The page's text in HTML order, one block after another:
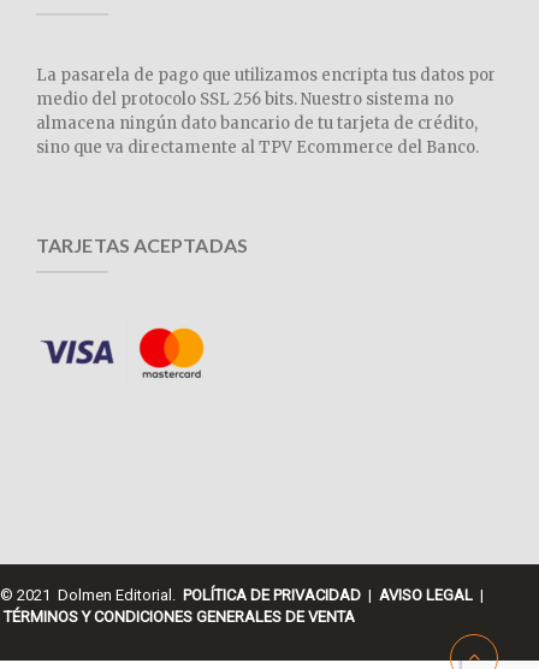
La pasarela de pago que utilizamos encripta tus datos por
medio del protocolo SSL 256 bits. Nuestro sistema no
almacena ningún dato bancario de tu tarjeta de crédito,
sino que va directamente al TPV Ecommerce del Banco.
TARJETAS ACEPTADAS
© 2021 Dolmen Editorial. POLÍTICA DE PRIVACIDAD | AVISO LEGAL |
TÉRMINOS Y CONDICIONES GENERALES DE VENTA